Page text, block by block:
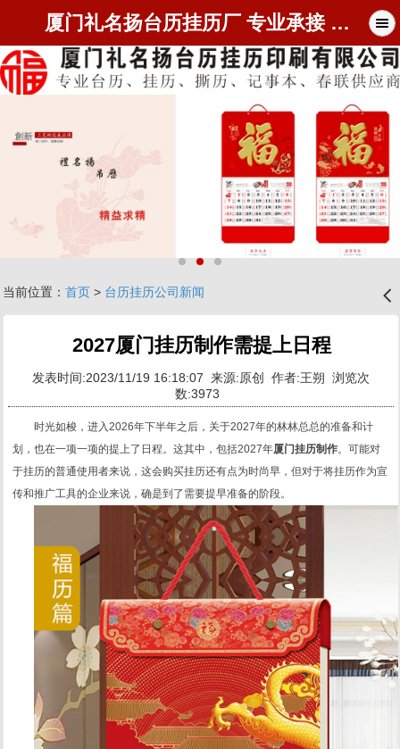
厦门礼名扬台历挂历厂 专业承接 2027 台历定制与挂历批发
当前位置： 首页> 台历挂历公司新闻 󰊒
2027厦门挂历制作需提上日程
发表时间:2023/11/19 16:18:07 来源:原创 作者:王朔 浏览次
数:3973
时光如梭，进入2026年下半年之后，关于2027年的林林总总的准备和计
划，也在一项一项的提上了日程。这其中，包括2027年厦门挂历制作。可能对
于挂历的普通使用者来说，这会购买挂历还有点为时尚早，但对于将挂历作为宣
传和推广工具的企业来说，确是到了需要提早准备的阶段。